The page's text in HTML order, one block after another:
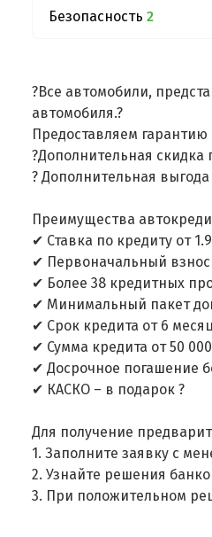
Безопасность 2
?Все автомобили,
автомобиля.?
Предоставляем гарантию
?Дополнительная
? Дополнительная
Преимущества
✔ Ставка по кредиту от
✔ Первоначальный взнос
✔ Более 38 кредитных
✔ Минимальный пакет
✔ Срок кредита от 6
✔ Сумма кредита от 50
✔ Досрочное погашение
✔ КАСКО – в подарок ?
Для получение
1. Заполните заявку с
2. Узнайте решения
3. При положительном